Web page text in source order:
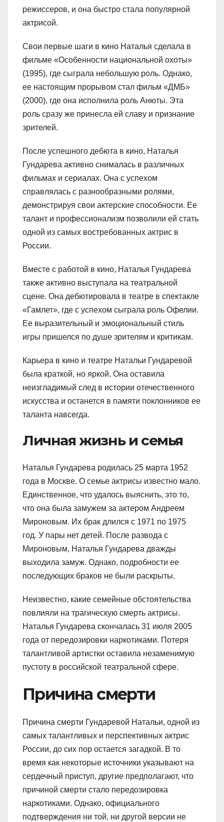
режиссеров, и она быстро стала популярной
актрисой.
Свои первые шаги в кино Наталья сделала в
фильме «Особенности национальной охоты»
(1995), где сыграла небольшую роль. Однако,
ее настоящим прорывом стал фильм «ДМБ»
(2000), где она исполнила роль Анюты. Эта
роль сразу же принесла ей славу и признание
зрителей.
После успешного дебюта в кино, Наталья
Гундарева активно снималась в различных
фильмах и сериалах. Она с успехом
справлялась с разнообразными ролями,
демонстрируя свои актерские способности. Ее
талант и профессионализм позволили ей стать
одной из самых востребованных актрис в
России.
Вместе с работой в кино, Наталья Гундарева
также активно выступала на театральной
сцене. Она дебютировала в театре в спектакле
«Гамлет», где с успехом сыграла роль Офелии.
Ее выразительный и эмоциональный стиль
игры пришелся по душе зрителям и критикам.
Карьера в кино и театре Натальи Гундаревой
была краткой, но яркой. Она оставила
неизгладимый след в истории отечественного
искусства и останется в памяти поклонников ее
таланта навсегда.
Личная жизнь и семья
Наталья Гундарева родилась 25 марта 1952
года в Москве. О семье актрисы известно мало.
Единственное, что удалось выяснить, это то,
что она была замужем за актером Андреем
Мироновым. Их брак длился с 1971 по 1975
год. У пары нет детей. После развода с
Мироновым, Наталья Гундарева дважды
выходила замуж. Однако, подробности ее
последующих браков не были раскрыты.
Неизвестно, какие семейные обстоятельства
повлияли на трагическую смерть актрисы.
Наталья Гундарева скончалась 31 июля 2005
года от передозировки наркотиками. Потеря
талантливой артистки оставила незаменимую
пустоту в российской театральной сфере.
Причина смерти
Причина смерти Гундаревой Натальи, одной из
самых талантливых и перспективных актрис
России, до сих пор остается загадкой. В то
время как некоторые источники указывают на
сердечный приступ, другие предполагают, что
причиной смерти стало передозировка
наркотиками. Однако, официального
подтверждения ни той, ни другой версии не